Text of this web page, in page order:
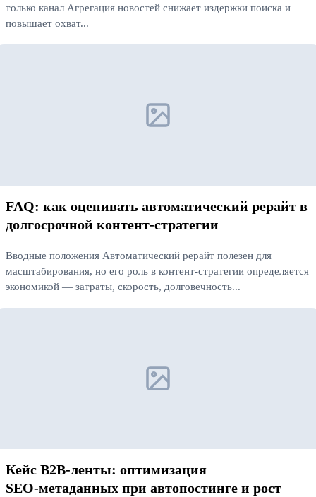
только канал Агрегация новостей снижает издержки поиска и
повышает охват...
FAQ: как оценивать автоматический рерайт в
долгосрочной контент‑стратегии
Вводные положения Автоматический рерайт полезен для
масштабирования, но его роль в контент‑стратегии определяется
экономикой — затраты, скорость, долговечность...
Кейс B2B‑ленты: оптимизация
SEO‑метаданных при автопостинге и рост